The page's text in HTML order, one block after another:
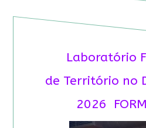
Laboratório
de Território no
2026